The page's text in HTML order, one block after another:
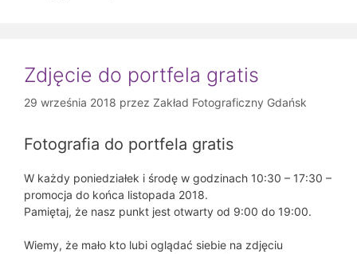
Zdjęcie do portfela gratis
29 września 2018 przez Zakład Fotograficzny Gdańsk
Fotografia do portfela gratis
W każdy poniedziałek i środę w godzinach 10:30 – 17:30 –
promocja do końca listopada 2018.
Pamiętaj, że nasz punkt jest otwarty od 9:00 do 19:00.
Wiemy, że mało kto lubi oglądać siebie na zdjęciu